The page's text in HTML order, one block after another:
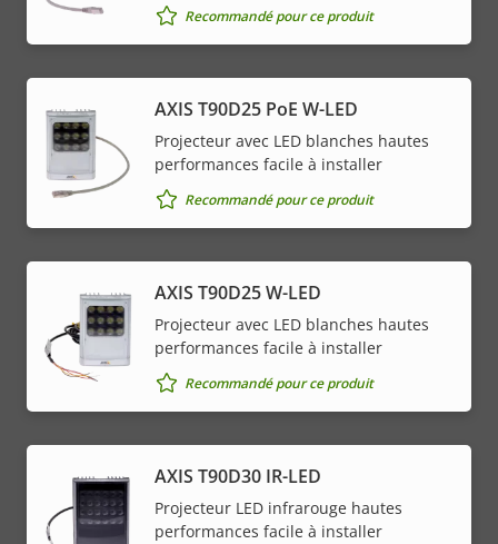
Recommandé pour ce produit
AXIS T90D25 PoE W-LED
Projecteur avec LED blanches hautes
performances facile à installer
Recommandé pour ce produit
AXIS T90D25 W-LED
Projecteur avec LED blanches hautes
performances facile à installer
Recommandé pour ce produit
AXIS T90D30 IR-LED
Projecteur LED infrarouge hautes
performances facile à installer